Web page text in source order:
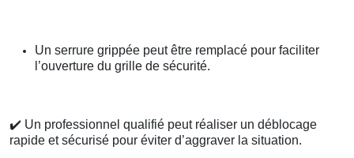
Un serrure grippée peut être remplacé pour faciliter
l’ouverture du grille de sécurité.
✔️ Un professionnel qualifié peut réaliser un déblocage
rapide et sécurisé pour éviter d’aggraver la situation.